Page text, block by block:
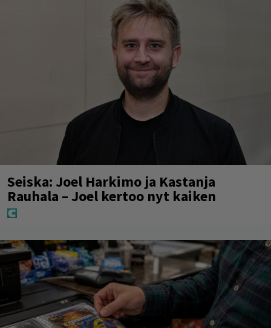
Seiska: Joel Harkimo ja Kastanja
Rauhala – Joel kertoo nyt kaiken